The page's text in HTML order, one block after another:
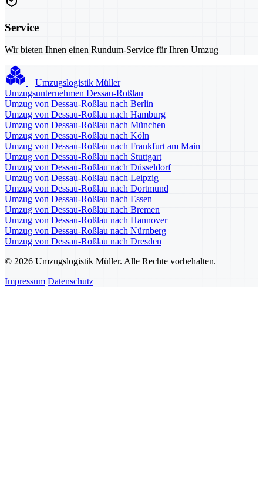
Service
Wir bieten Ihnen einen Rundum-Service für Ihren Umzug
Umzugslogistik Müller
Umzugsunternehmen Dessau-Roßlau
Umzug von Dessau-Roßlau nach Berlin
Umzug von Dessau-Roßlau nach Hamburg
Umzug von Dessau-Roßlau nach München
Umzug von Dessau-Roßlau nach Köln
Umzug von Dessau-Roßlau nach Frankfurt am Main
Umzug von Dessau-Roßlau nach Stuttgart
Umzug von Dessau-Roßlau nach Düsseldorf
Umzug von Dessau-Roßlau nach Leipzig
Umzug von Dessau-Roßlau nach Dortmund
Umzug von Dessau-Roßlau nach Essen
Umzug von Dessau-Roßlau nach Bremen
Umzug von Dessau-Roßlau nach Hannover
Umzug von Dessau-Roßlau nach Nürnberg
Umzug von Dessau-Roßlau nach Dresden
© 2026 Umzugslogistik Müller. Alle Rechte vorbehalten.
Impressum Datenschutz